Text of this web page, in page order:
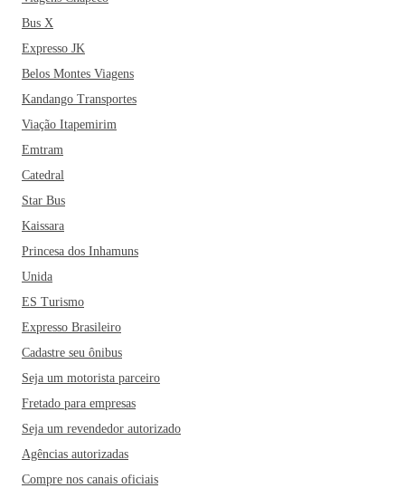
formação de artistas no estado de São Paulo, a Fundação das
Artes de São Caetano do Sul. Por lá, já passaram grandes
nomes do cenário artístico brasileira como Cássia Kiss,
Fábio Assunção, André Segatti e o diretor Ulysses Cruz.
recantos prediletos dos "locais", o Parque Botânico. O local
conta com 23 mil metros quadrados repletos de árvores
frutíferas, lago carpas e grutas, fontes, entre outros atrativos.
Ainda falando de opções em que você pode ter um contato
mais direto com a natureza, considere uma visita ao Espaço
esportes.
E se você é chocólatra (ou não) faça uma visita à fábrica de
chocolate Pan, em funcionamento desde 1935. Todos os
dias a fábrica recebe excursões escolares e visitas avulsas
Bus X
Expresso JK
Belos Montes Viagens
Kandango Transportes
Viação Itapemirim
Emtram
Catedral
Star Bus
Kaissara
Princesa dos Inhamuns
Unida
ES Turismo
Expresso Brasileiro
Cadastre seu ônibus
Seja um motorista parceiro
Fretado para empresas
Seja um revendedor autorizado
Agências autorizadas
Compre nos canais oficiais